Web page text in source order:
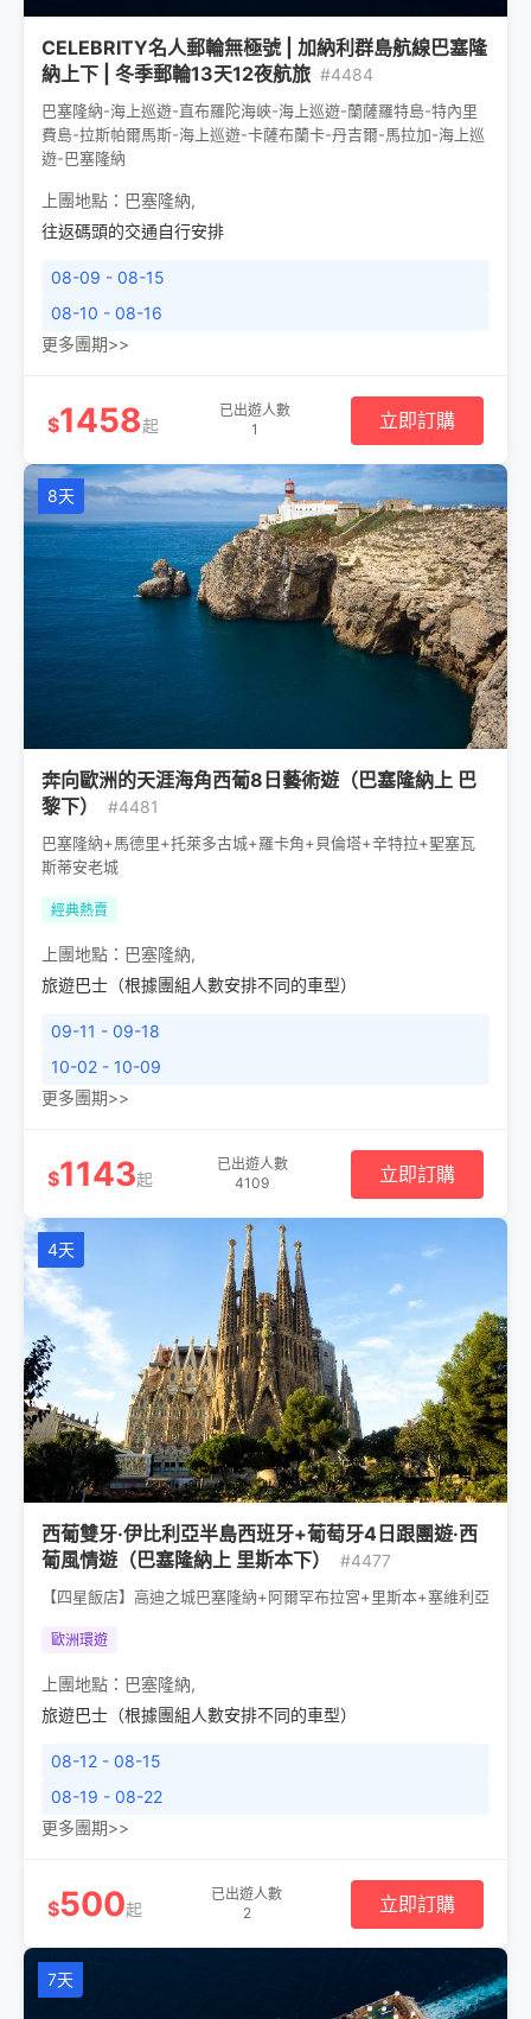
CELEBRITY名人郵輪無極號 | 加納利群島航線巴塞隆
納上下 | 冬季郵輪13天12夜航旅 #4484
巴塞隆納-海上巡遊-直布羅陀海峽-海上巡遊-蘭薩羅特島-特內里
費島-拉斯帕爾馬斯-海上巡遊-卡薩布蘭卡-丹吉爾-馬拉加-海上巡
遊-巴塞隆納
上團地點： 巴塞隆納,
往返碼頭的交通自行安排
08-09 - 08-15
08-10 - 08-16
更多團期>>
$1458起
已出遊人數
1
立即訂購
8天
奔向歐洲的天涯海角西葡8日藝術遊（巴塞隆納上 巴
黎下）
#4481
巴塞隆納+馬德里+托萊多古城+羅卡角+貝倫塔+辛特拉+聖塞瓦
斯蒂安老城
經典熱賣
上團地點： 巴塞隆納,
旅遊巴士（根據團組人數安排不同的車型）
09-11 - 09-18
10-02 - 10-09
更多團期>>
$1143起
已出遊人數
4109
立即訂購
4天
西葡雙牙·伊比利亞半島西班牙+葡萄牙4日跟團遊·西
葡風情遊（巴塞隆納上 里斯本下）
#4477
【四星飯店】高迪之城巴塞隆納+阿爾罕布拉宮+里斯本+塞維利亞
歐洲環遊
上團地點： 巴塞隆納,
旅遊巴士（根據團組人數安排不同的車型）
08-12 - 08-15
08-19 - 08-22
更多團期>>
$500起
已出遊人數
2
立即訂購
7天